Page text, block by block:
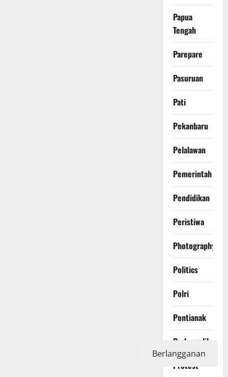
Papua
Tengah
Parepare
Pasuruan
Pati
Pekanbaru
Pelalawan
Pemerintah
Pendidikan
Peristiwa
Photography
Politics
Polri
Pontianak
Prabumulih
Protest
Berlangganan